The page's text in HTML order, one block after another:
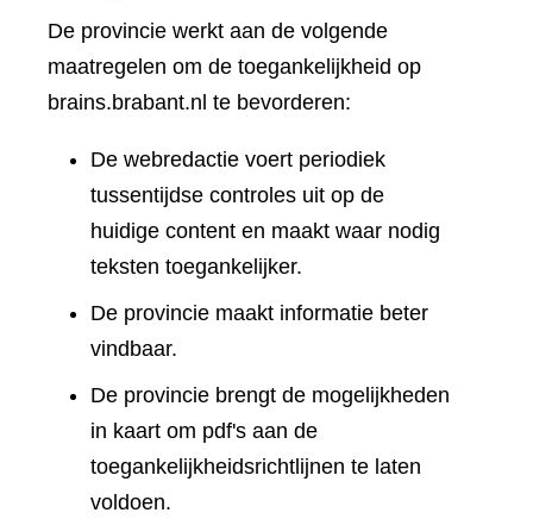
De provincie werkt aan de volgende
maatregelen om de toegankelijkheid op
brains.brabant.nl te bevorderen:
De webredactie voert periodiek
tussentijdse controles uit op de
huidige content en maakt waar nodig
teksten toegankelijker.
De provincie maakt informatie beter
vindbaar.
De provincie brengt de mogelijkheden
in kaart om pdf's aan de
toegankelijkheidsrichtlijnen te laten
voldoen.